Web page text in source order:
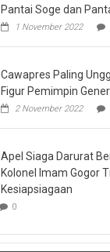
Pantai Soge dan
1 November 2022
Cawapres Paling
Figur Pemimpin
2 November 2022
Apel Siaga Darurat
Kolonel Imam Gogor
Kesiapsiagaan
0